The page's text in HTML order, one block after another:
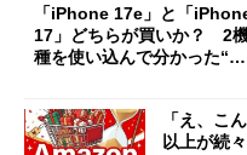
「iPhone 17e」と「
17」どちらが買いか？ 2
種を使い込んで分かった“ス
「え、こ
以上が続